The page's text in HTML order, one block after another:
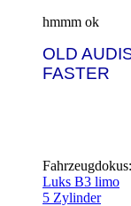
hmmm ok
OLD
FASTER
Fahrzeugdokus:
Luks B3 limo
5 Zylinder